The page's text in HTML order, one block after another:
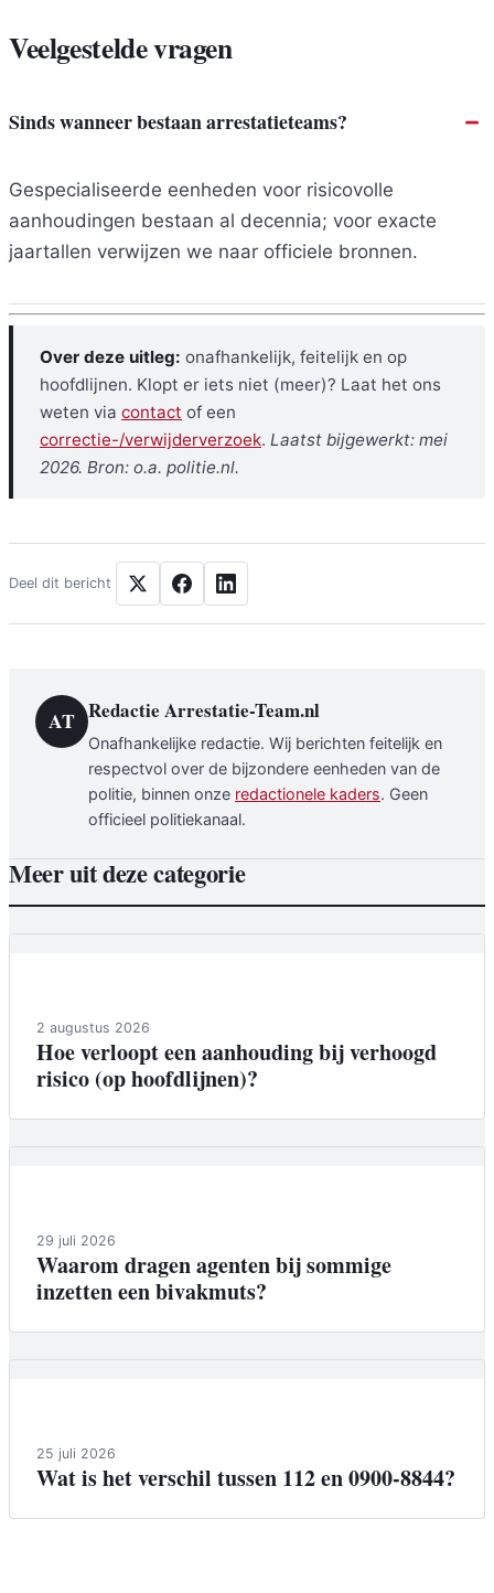
Veelgestelde vragen
Sinds wanneer bestaan arrestatieteams?
Gespecialiseerde eenheden voor risicovolle
aanhoudingen bestaan al decennia; voor exacte
jaartallen verwijzen we naar officiele bronnen.
Over deze uitleg: onafhankelijk, feitelijk en op
hoofdlijnen. Klopt er iets niet (meer)? Laat het ons
weten via contact of een
correctie-/verwijderverzoek. Laatst bijgewerkt: mei
2026. Bron: o.a. politie.nl.
Deel dit bericht
AT Redactie Arrestatie-Team.nl
Onafhankelijke redactie. Wij berichten feitelijk en
respectvol over de bijzondere eenheden van de
politie, binnen onze redactionele kaders. Geen
officieel politiekanaal.
Meer uit deze categorie
2 augustus 2026
Hoe verloopt een aanhouding bij verhoogd
risico (op hoofdlijnen)?
29 juli 2026
Waarom dragen agenten bij sommige
inzetten een bivakmuts?
25 juli 2026
Wat is het verschil tussen 112 en 0900-8844?